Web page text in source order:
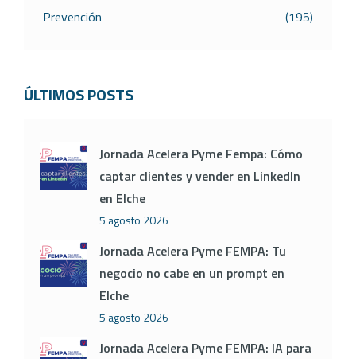
Prevención
(195)
ÚLTIMOS POSTS
Jornada Acelera Pyme Fempa: Cómo
captar clientes y vender en LinkedIn
en Elche
5 agosto 2026
Jornada Acelera Pyme FEMPA: Tu
negocio no cabe en un prompt en
Elche
5 agosto 2026
Jornada Acelera Pyme FEMPA: IA para